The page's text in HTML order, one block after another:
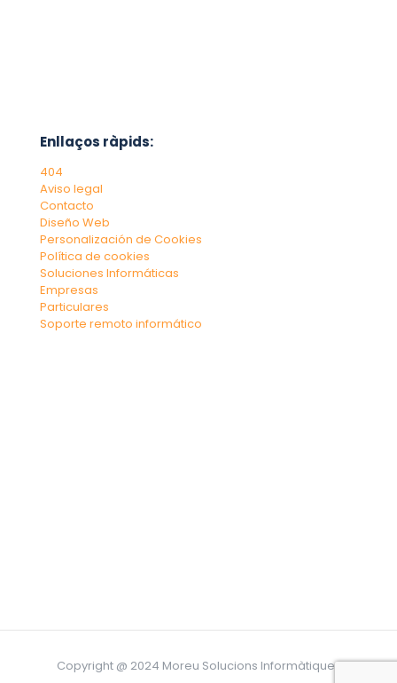
Enllaços ràpids:
404
Aviso legal
Contacto
Diseño Web
Personalización de Cookies
Política de cookies
Soluciones Informáticas
Empresas
Particulares
Soporte remoto informático
Copyright @ 2024 Moreu Solucions Informàtiques